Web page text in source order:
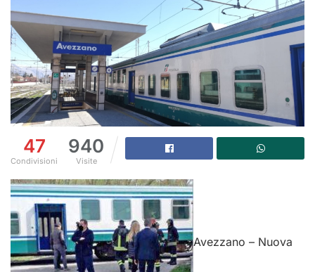
47
Condivisioni
940
Visite
Avezzano – Nuova